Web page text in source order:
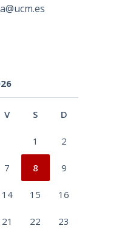
V S D
1 2
7 8 9
14 15 16
21 22 23